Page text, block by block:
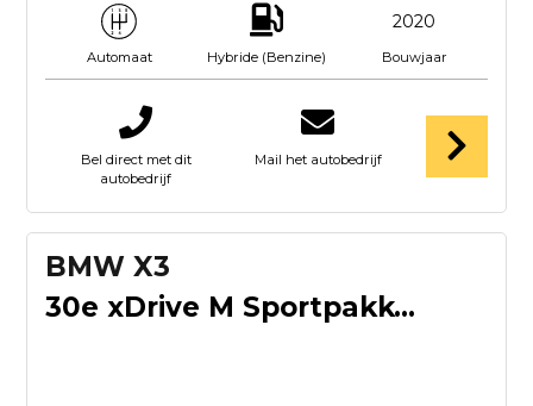
Automaat Hybride (Benzine)
2020
Bouwjaar
Bel direct met dit
autobedrijf
Mail het autobedrijf
BMW X3
30e xDrive M Sportpakket | Professional Pack | Premium Pack